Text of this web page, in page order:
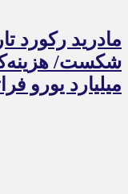
مادرید رکورد
میلیارد یورو